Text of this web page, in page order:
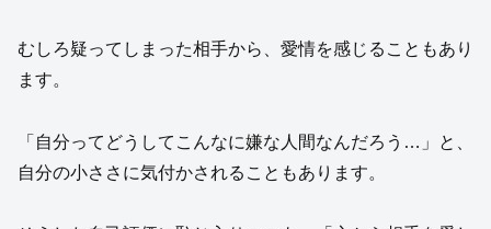
むしろ疑ってしまった相手から、愛情を感じることもあり
ます。
「自分ってどうしてこんなに嫌な人間なんだろう…」と、
自分の小ささに気付かされることもあります。